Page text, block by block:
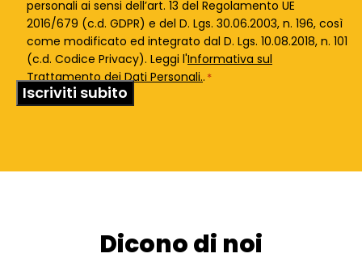
Policy
personali ai sensi dell’art. 13 del Regolamento UE
2016/679 (c.d. GDPR) e del D. Lgs. 30.06.2003, n. 196, così
come modificato ed integrato dal D. Lgs. 10.08.2018, n. 101
(c.d. Codice Privacy). Leggi l'Informativa sul
Trattamento dei Dati Personali.. *
Dicono di noi